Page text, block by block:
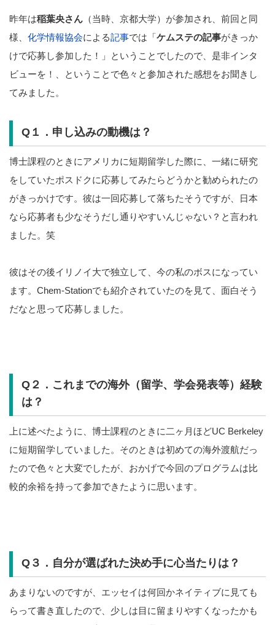
昨年は稲葉央さん （当時、京都大学）が参加され、前回と同
様、 化学情報協会による記事では「ケムステの記事がきっか
けで応募し参加した！」ということでしたので、是非インタ
ビューを！、ということで色々と参加された感想をお聞きし
てみました。
Q１．申し込みの動機は？
博士課程のときにアメリカに短期留学した際に、一緒に研究
をしていたポスドクに応募してみたらどうかと勧められたの
がきっかけです。彼は一回応募して落ちたそうですが、日本
なら応募者も少なそうだし通りやすいんじゃない？と言われ
ました。笑
彼はその後イリノイ大で独立して、今の私のボスになってい
ます。Chem-Stationでも紹介されていたのを見て、面白そう
だなと思って応募しました。
Q２．これまでの海外（留学、学会発表等）経験
は？
上に述べたように、博士課程のときに二ヶ月ほどUC Berkeley
に短期留学していました。そのときは初めての海外渡航だっ
たので色々と大変でしたが、おかげで今回のプログラムは比
較的余裕を持って参加できたように思います。
Q３．自分が選ばれた決め手に心当たりは？
あまりないのですが、エッセイは何回かネイティブに見ても
らって書き直したので、少しは目に留まりやすくなったかも